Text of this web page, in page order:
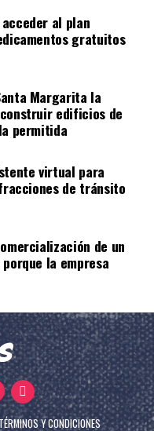
al plan
gratuitos
Margarita la
edificios de
permitida
virtual para
de tránsito
de un
la empresa
Y CONDICIONES